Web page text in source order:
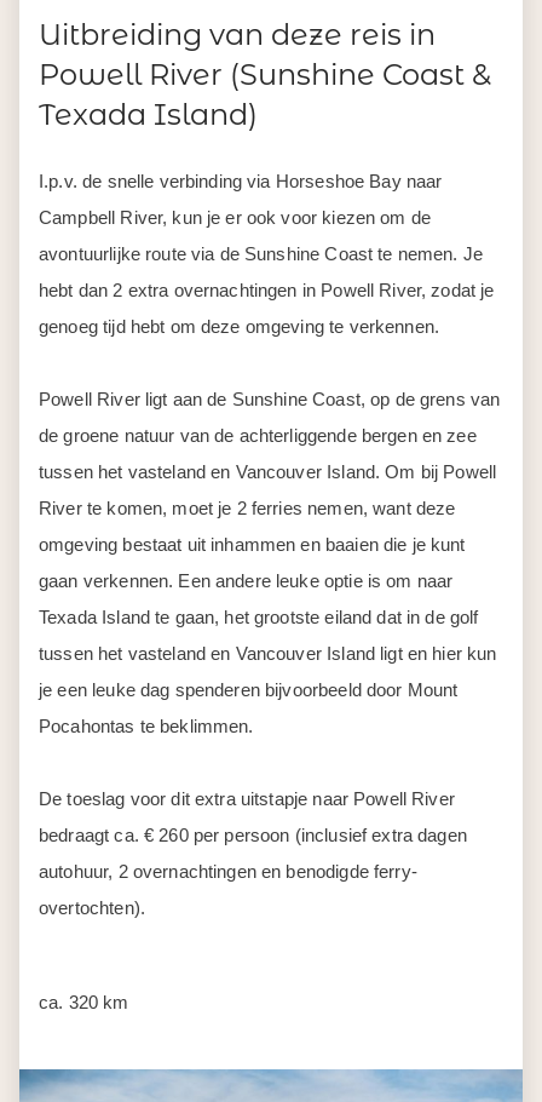
Uitbreiding van deze reis in
Powell River (Sunshine Coast &
Texada Island)
I.p.v. de snelle verbinding via Horseshoe Bay naar
Campbell River, kun je er ook voor kiezen om de
avontuurlijke route via de Sunshine Coast te nemen. Je
hebt dan 2 extra overnachtingen in Powell River, zodat je
genoeg tijd hebt om deze omgeving te verkennen.
Powell River ligt aan de Sunshine Coast, op de grens van
de groene natuur van de achterliggende bergen en zee
tussen het vasteland en Vancouver Island. Om bij Powell
River te komen, moet je 2 ferries nemen, want deze
omgeving bestaat uit inhammen en baaien die je kunt
gaan verkennen. Een andere leuke optie is om naar
Texada Island te gaan, het grootste eiland dat in de golf
tussen het vasteland en Vancouver Island ligt en hier kun
je een leuke dag spenderen bijvoorbeeld door Mount
Pocahontas te beklimmen.
De toeslag voor dit extra uitstapje naar Powell River
bedraagt ca. € 260 per persoon (inclusief extra dagen
autohuur, 2 overnachtingen en benodigde ferry-
overtochten).
ca. 320 km